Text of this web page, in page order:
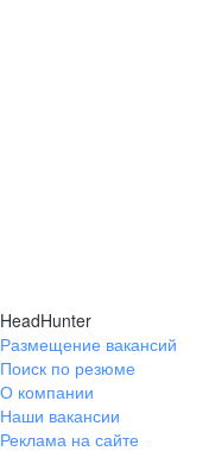
HeadHunter
Размещение вакансий
Поиск по резюме
О компании
Наши вакансии
Реклама на сайте